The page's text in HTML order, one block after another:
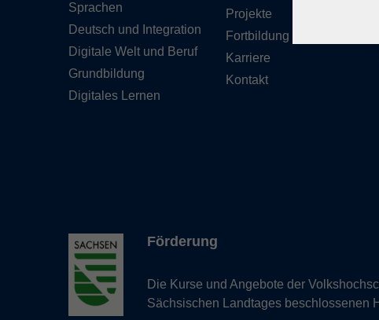
Sprachen
Deutsch und Integration
Digitale Welt und Beruf
Grundbildung
Digitales Lernen
Projekte
Fortbildung
Karriere
Kontakt
Förderung
Die Kurse und Angebote der
Sächsischen Landtages beschlossenen